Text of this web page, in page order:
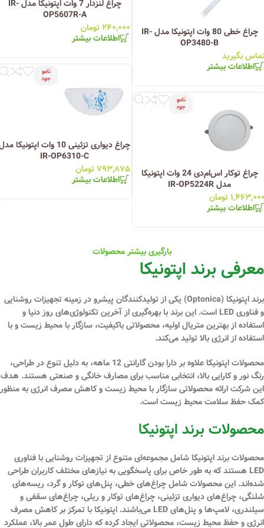
چراغ لنزدار 7 وات اپتونیکا مدل IR-
OP5607R-A
۲۴۰,۰۰۰ تومان
اطلاعات بیشتر
چراغ خطی 80 وات اپتونیکا مدل IR-
OP3480-B
بگیرید
اطلاعات بیشتر
نامو
جود
چراغ دیواری تزئینی 10 وات اپتونیکا
IR-OP6310-C
۷۹۳,۸۷۵تومان
اطلاعات بیشتر
نامو
جود
چراغ توکار اس‌ام‌دی 24 وات اپتونیکا
مدل IR-OP5224R
تومان
اطلاعات بیشتر
بارگیری بیشتر محصولات
معرفی برند اپتونیکا
برند اپتونیکا (Optonica) یکی از تولیدکنندگان پیشرو در زمینه تجهیزات روشنایی
و فناوری LED است. این برند با بهره‌گیری از آخرین تکنولوژی‌های روز دنیا و
استفاده از بهترین متریال اولیه، محصولاتی باکیفیت، سازگار با محیط زیست و با
استفاده از انرژی بالا تولید می‌کند.
محصولات اپتونیکا علاوه بر دارا بودن گارانتی 12 ماهه، به دلیل تنوع در طراحی،
رنگ نور و کارایی بالا، انتخابی مناسب برای مصارف خانگی و صنعتی هستند. هدف
این شرکت ارائه محصولاتی سازگار با محیط‌ زیست و کاهش مصرف انرژی به‌ منظور
کمک حفظ سلامت محیط زیست است.
محصولات برند اپتونیکا
محصولات برند اپتونیکا شامل مجموعه‌ای متنوع از تجهیزات روشنایی با فناوری
LED هستند که به طور خاص برای پاسخگویی به نیازهای مختلف کاربران طراحی
شده‌اند. این محصولات شامل چراغ‌های خطی، پنل‌های توکار و گرد، ریسه‌های
شلنگی، چراغ‌های دیواری تزئینی، چراغ‌های توکار و ریلی، چراغ‌های سقفی و
سیلندری، لامپ‌ها و پنل‌های LED می‌باشند. اپتونیکا با تمرکز بر کاهش مصرف
انرژی و حفظ محیط زیست، محصولاتی ایجاد کرده که دارای طول عمر بالا، عملکرد